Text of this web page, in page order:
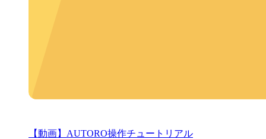
【動画】AUTORO操作チュートリアル